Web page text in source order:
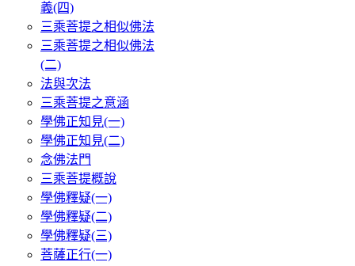
義(四)
三乘菩提之相似佛法
三乘菩提之相似佛法
(二)
法與次法
三乘菩提之意涵
學佛正知見(一)
學佛正知見(二)
念佛法門
三乘菩提概說
學佛釋疑(一)
學佛釋疑(二)
學佛釋疑(三)
菩薩正行(一)